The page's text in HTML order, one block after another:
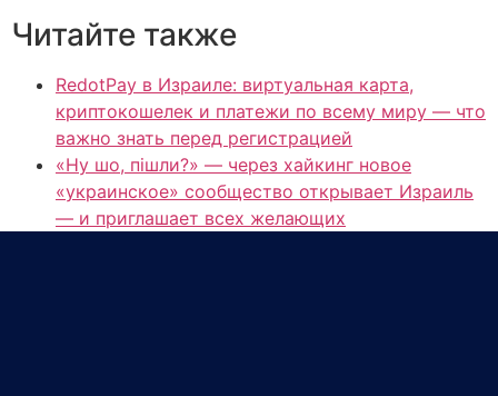
Читайте также
RedotPay в Израиле: виртуальная карта,
криптокошелек и платежи по всему миру — что
важно знать перед регистрацией
«Ну шо, пішли?» — через хайкинг новое
«украинское» сообщество открывает Израиль
— и приглашает всех желающих